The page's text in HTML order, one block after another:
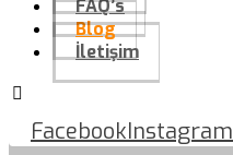
FAQ’s
Blog
İletişim
FacebookInstagram